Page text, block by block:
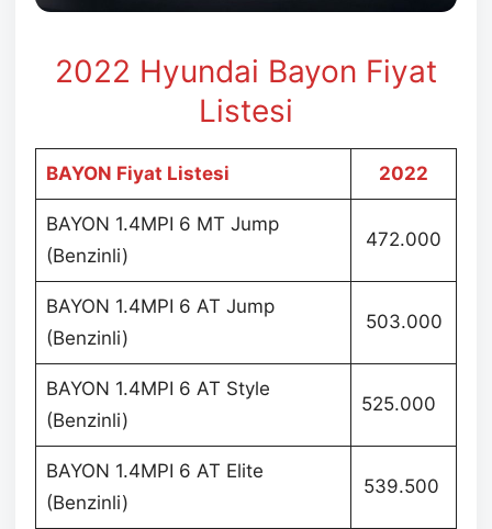
2022 Hyundai Bayon Fiyat
Listesi
BAYON Fiyat Listesi 2022
BAYON 1.4MPI 6 MT Jump
(Benzinli)
472.000
BAYON 1.4MPI 6 AT Jump
(Benzinli)
503.000
BAYON 1.4MPI 6 AT Style
(Benzinli)
525.000
BAYON 1.4MPI 6 AT Elite
(Benzinli)
539.500